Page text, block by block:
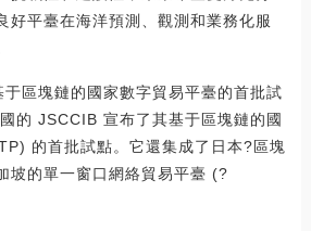
好平臺在海洋預測、觀測和業務化服
區塊鏈的國家數字貿易平臺的首批試
的 JSCCIB 宣布了其基于區塊鏈的國
的首批試點。它還集成了日本?區塊
坡的單一窗口網絡貿易平臺 (?